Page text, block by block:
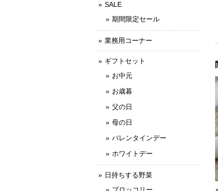
SALE
期間限定セール
業務用コーナー
ギフトセット
お中元
お歳暮
父の日
母の日
バレンタインデー
ホワイトデー
日持ちする野菜